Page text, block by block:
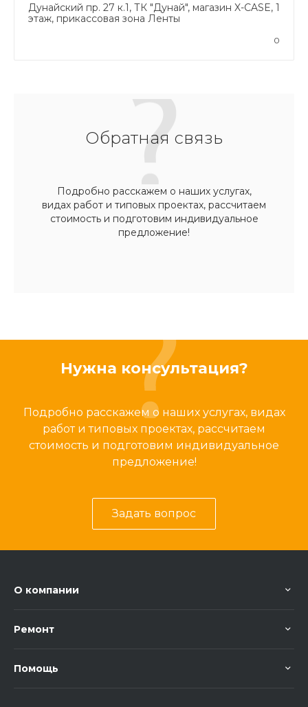
Дунайский пр. 27 к.1, ТК "Дунай", магазин X-CASE, 1
этаж, прикассовая зона Ленты
0
Обратная связь
Подробно расскажем о наших услугах,
видах работ и типовых проектах, рассчитаем
стоимость и подготовим индивидуальное
предложение!
Нужна консультация?
Подробно расскажем о наших услугах, видах
работ и типовых проектах, рассчитаем
стоимость и подготовим индивидуальное
предложение!
Задать вопрос
О компании
Ремонт
Помощь